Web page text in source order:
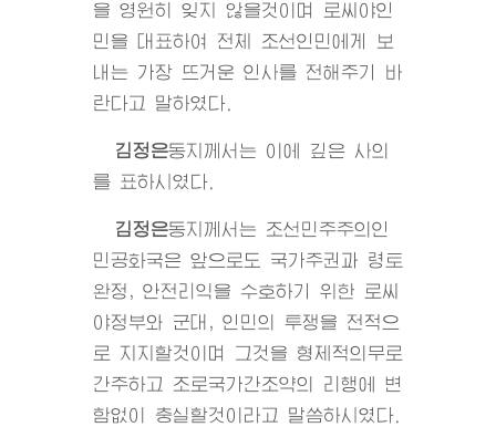
을 영원히 잊지 않을것이며 로씨야인
민을 대표하여 전체 조선인민에게 보
내는 가장 뜨거운 인사를 전해주기 바
란다고 말하였다.
김정은동지 께서는 이에 깊은 사의
를 표하시였다.
김정은동지 께서는 조선민주주의인
민공화국은 앞으로도 국가주권과 령토
완정, 안전리익을 수호하기 위한 로씨
야정부와 군대, 인민의 투쟁을 전적으
로 지지할것이며 그것을 형제적의무로
간주하고 조로국가간조약의 리행에 변
함없이 충실할것이라고 말씀하시였다.